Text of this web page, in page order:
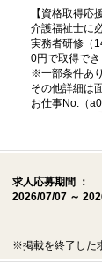
【資格取得応
介護福祉士に
実務者研修（
0円で取得でき
※一部条件あり
その他詳細は
お仕事No.（
求人応募期間 ：
2026/07/07 ～
※掲載を終了した